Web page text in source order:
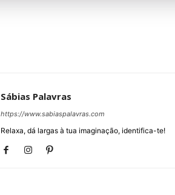
Sábias Palavras
https://www.sabiaspalavras.com
Relaxa, dá largas à tua imaginação, identifica-te!